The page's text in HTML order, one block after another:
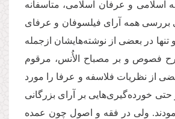
اسلامی و عرفان اسلامی، متأسفانه
بررسی همه آرای فیلسوفان و عرفای
و تنها در بعضی از نوشته‌هایشان ازجمله
فصوص و بر مصباح الأُنس، مرقوم
از نظریات فلاسفه و عرفا را مورد
حتی خورده‌گیری‌هایی بر آرای بزرگانی
ولی در فقه و اصول چون عمده